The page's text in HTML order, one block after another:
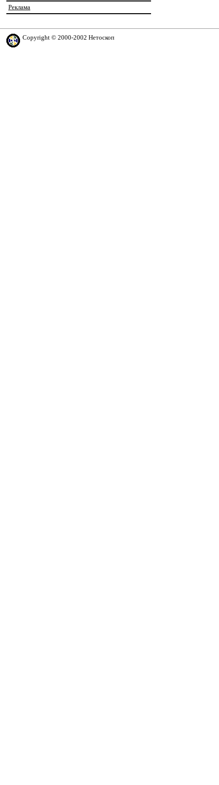
Реклама
Copyright © 2000-2002 Нетоскоп